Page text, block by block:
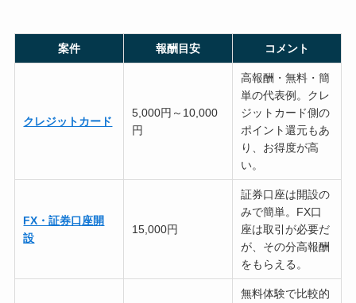
案件 報酬目安 コメント
クレジットカード
5,000円～10,000
円
高報酬・無料・簡
単の代表例。クレ
ジットカード側の
ポイント還元もあ
り、お得度が高
い。
FX・証券口座開
設
15,000円
証券口座は開設の
みで簡単。FX口
座は取引が必要だ
が、その分高報酬
をもらえる。
無料体験で比較的